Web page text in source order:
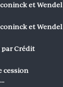
et Wendel
et Wendel
par Crédit
cession